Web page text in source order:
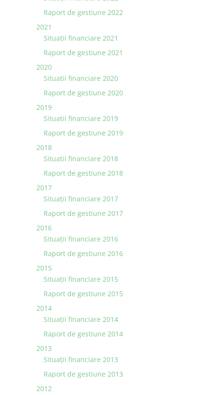
Raport de gestiune 2022
2021
Situaţii financiare 2021
Raport de gestiune 2021
2020
Situatii financiare 2020
Raport de gestiune 2020
2019
Situatii financiare 2019
Raport de gestiune 2019
2018
Situatii financiare 2018
Raport de gestiune 2018
2017
Situații financiare 2017
Raport de gestiune 2017
2016
Situații financiare 2016
Raport de gestiune 2016
2015
Situaţii financiare 2015
Raport de gestiune 2015
2014
Situaţii financiare 2014
Raport de gestiune 2014
2013
Situaţii financiare 2013
Raport de gestiune 2013
2012